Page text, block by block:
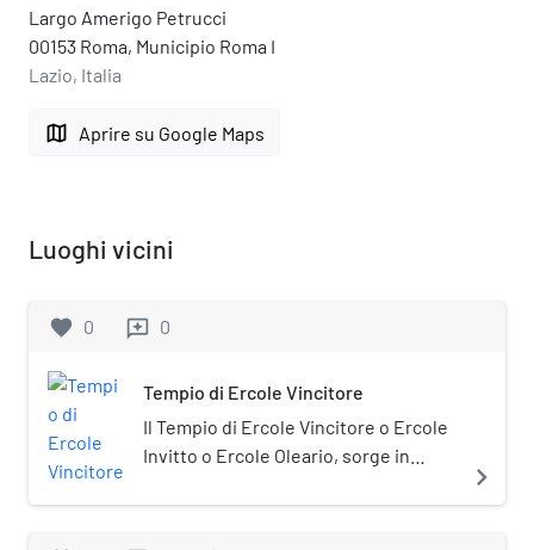
Largo Amerigo Petrucci
00153 Roma, Municipio Roma I
Lazio, Italia
map Aprire su Google Maps
Luoghi vicini
favorite 0 reviews 0
Tempio di Ercole Vincitore
Il Tempio di Ercole Vincitore o Ercole
Invitto o Ercole Oleario, sorge in
Roma, poco distante dal Tempio di
navigate_next